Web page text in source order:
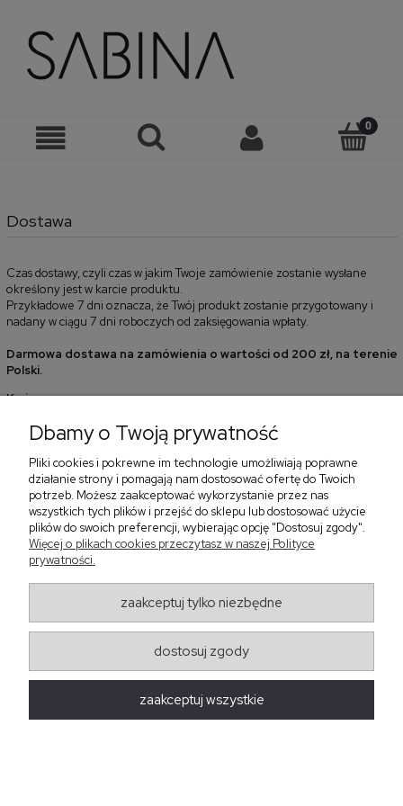
Dostawa
Czas dostawy, czyli czas w jakim Twoje zamówienie zostanie wysłane
określony jest w karcie produktu.
Przykładowe 7 dni oznacza, że Twój produkt zostanie przygotowany i
nadany w ciągu 7 dni roboczych od zaksięgowania wpłaty.
Darmowa dostawa na zamówienia o wartości od 200 zł, na terenie
Polski.
Kurier
Zamówienia powyżej 200 zł - Kurier 0 zł, Kurier za pobraniem 0 zł
Paczkomaty Inpost
Zamówienia poniżej 200zł - 12,00 zł
Zamówienia powyżej 200 zł - 0.00 zł
Regulaminy
Obsługa zamówień
Moda Damska Sabina
Dbamy o Twoją prywatność
Pliki cookies i pokrewne im technologie umożliwiają poprawne
działanie strony i pomagają nam dostosować ofertę do Twoich
potrzeb. Możesz zaakceptować wykorzystanie przez nas
wszystkich tych plików i przejść do sklepu lub dostosować użycie
plików do swoich preferencji, wybierając opcję "Dostosuj zgody".
Więcej o plikach cookies przeczytasz w naszej Polityce
prywatności.
zaakceptuj tylko niezbędne
dostosuj zgody
zaakceptuj wszystkie